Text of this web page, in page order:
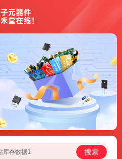
库存数据1 搜索